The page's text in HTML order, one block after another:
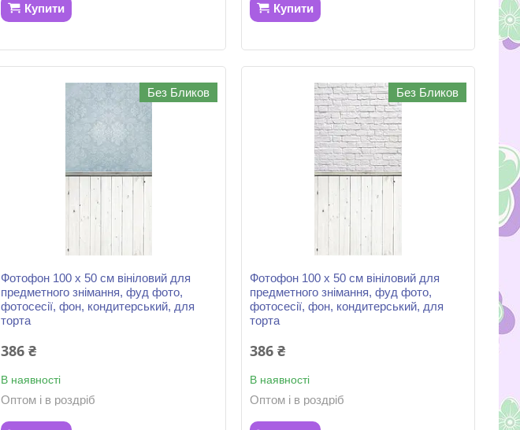
Купити Купити
Без Бликов
Фотофон 100 х 50 см вініловий для
предметного знімання, фуд фото,
фотосесії, фон, кондитерський, для
торта
386 ₴
В наявності
Оптом і в роздріб
Без Бликов
Фотофон 100 х 50 см вініловий для
предметного знімання, фуд фото,
фотосесії, фон, кондитерський, для
торта
386 ₴
В наявності
Оптом і в роздріб